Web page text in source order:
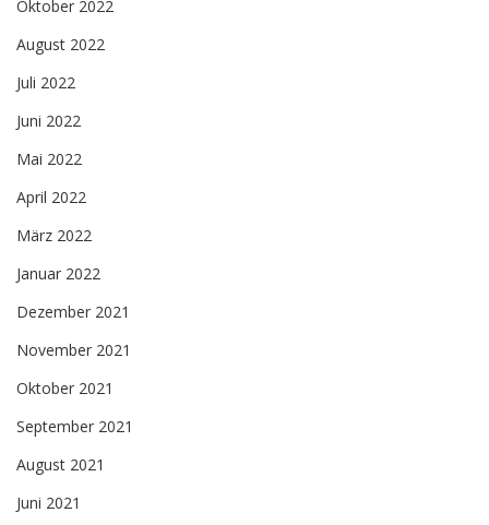
Oktober 2022
August 2022
Juli 2022
Juni 2022
Mai 2022
April 2022
März 2022
Januar 2022
Dezember 2021
November 2021
Oktober 2021
September 2021
August 2021
Juni 2021